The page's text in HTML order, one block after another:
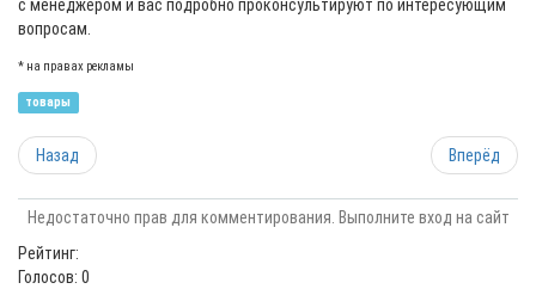
с менеджером и вас подробно проконсультируют по интересующим
вопросам.
* на правах рекламы
товары
Назад Вперёд
Недостаточно прав для комментирования. Выполните вход на сайт
Рейтинг:
Голосов: 0